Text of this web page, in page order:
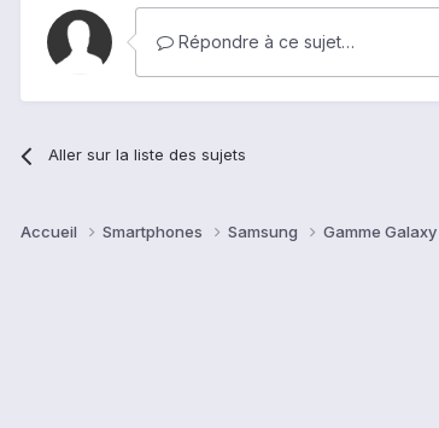
Répondre à ce sujet…
Aller sur la liste des sujets
Accueil Smartphones Samsung Gamme Galaxy